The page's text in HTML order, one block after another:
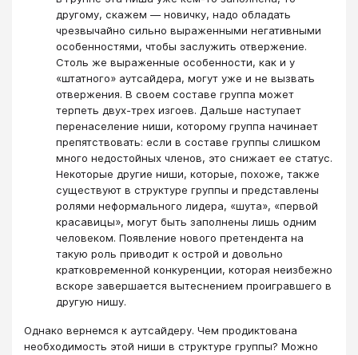
другому, скажем — новичку, надо обладать
чрезвычайно сильно выраженными негативными
особенностями, чтобы заслужить отвержение.
Столь же выраженные особенности, как и у
«штатного» аутсайдера, могут уже и не вызвать
отвержения. В своем составе группа может
терпеть двух-трех изгоев. Дальше наступает
перенаселение ниши, которому группа начинает
препятствовать: если в составе группы слишком
много недостойных членов, это снижает ее статус.
Некоторые другие ниши, которые, похоже, также
существуют в структуре группы и представлены
ролями неформального лидера, «шута», «первой
красавицы», могут быть заполнены лишь одним
человеком. Появление нового претендента на
такую роль приводит к острой и довольно
кратковременной конкуренции, которая неизбежно
вскоре завершается вытеснением проигравшего в
другую нишу.
Однако вернемся к аутсайдеру. Чем продиктована
необходимость этой ниши в структуре группы? Можно